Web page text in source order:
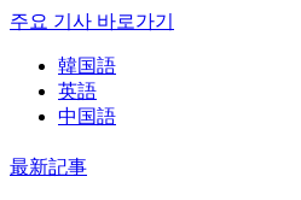
주요 기사 바로가기
韓国語
英語
中国語
最新記事